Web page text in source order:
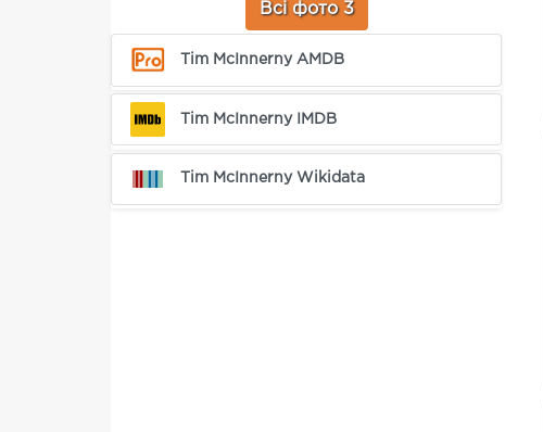
Всі фото 3
Tim McInnerny AMDB
Tim McInnerny IMDB
Tim McInnerny Wikidata